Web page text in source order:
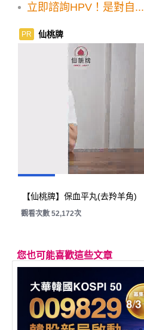
立即諮詢HPV！是對自...
PR 仙桃牌
【仙桃牌】保血平丸(去羚羊角)
觀看次數 52,172次
您也可能喜歡這些文章